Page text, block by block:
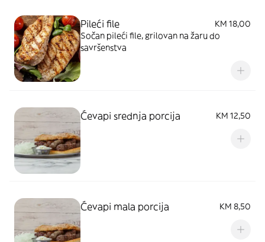
Pileći file
KM 18,00
Sočan pileći file, grilovan na žaru do
savršenstva
Ćevapi srednja porcija KM 12,50
Ćevapi mala porcija KM 8,50